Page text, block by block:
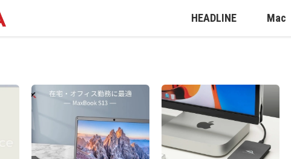
HEADLINE Mac